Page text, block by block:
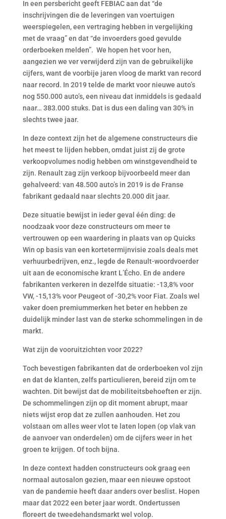
In een persbericht geeft FEBIAC aan dat “de
inschrijvingen die de leveringen van voertuigen
weerspiegelen, een vertraging hebben in vergelijking
met de vraag” en dat “de invoerders goed gevulde
orderboeken melden”. We hopen het voor hen,
aangezien we ver verwijderd zijn van de gebruikelijke
cijfers, want de voorbije jaren vloog de markt van record
naar record. In 2019 telde de markt voor nieuwe auto’s
nog 550.000 auto’s, een niveau dat inmiddels is gedaald
naar… 383.000 stuks. Dat is dus een daling van 30% in
slechts twee jaar.
In deze context zijn het de algemene constructeurs die
het meest te lijden hebben, omdat juist zij de grote
verkoopvolumes nodig hebben om winstgevendheid te
zijn. Renault zag zijn verkoop bijvoorbeeld meer dan
gehalveerd: van 48.500 auto’s in 2019 is de Franse
fabrikant gedaald naar slechts 20.000 dit jaar.
Deze situatie bewijst in ieder geval één ding: de
noodzaak voor deze constructeurs om meer te
vertrouwen op een waardering in plaats van op Quicks
Win op basis van een kortetermijnvisie zoals deals met
verhuurbedrijven, enz., legde de Renault-woordvoerder
uit aan de economische krant L’Écho. En de andere
fabrikanten verkeren in dezelfde situatie: -13,8% voor
VW, -15,13% voor Peugeot of -30,2% voor Fiat. Zoals wel
vaker doen premiummerken het beter en hebben ze
duidelijk minder last van de sterke schommelingen in de
markt.
Wat zijn de vooruitzichten voor 2022?
Toch bevestigen fabrikanten dat de orderboeken vol zijn
en dat de klanten, zelfs particulieren, bereid zijn om te
wachten. Dit bewijst dat de mobiliteitsbehoeften er zijn.
De schommelingen zijn op dit moment abrupt, maar
niets wijst erop dat ze zullen aanhouden. Het zou
volstaan om alles weer vlot te laten lopen (op vlak van
de aanvoer van onderdelen) om de cijfers weer in het
groen te krijgen. Of toch bijna.
In deze context hadden constructeurs ook graag een
normaal autosalon gezien, maar een nieuwe opstoot
van de pandemie heeft daar anders over beslist. Hopen
maar dat 2022 een beter jaar wordt. Ondertussen
floreert de tweedehandsmarkt wel volop.